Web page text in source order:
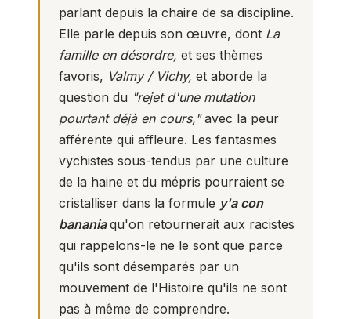
parlant depuis la chaire de sa discipline.
Elle parle depuis son œuvre, dont La
famille en désordre, et ses thèmes
favoris, Valmy / Vichy, et aborde la
question du "rejet d'une mutation
pourtant déjà en cours,"avec la peur
afférente qui affleure. Les fantasmes
vychistes sous-tendus par une culture
de la haine et du mépris pourraient se
cristalliser dans la formule y'a con
banania qu'on retournerait aux racistes
qui rappelons-le ne le sont que parce
qu'ils sont désemparés par un
mouvement de l'Histoire qu'ils ne sont
pas à même de comprendre.